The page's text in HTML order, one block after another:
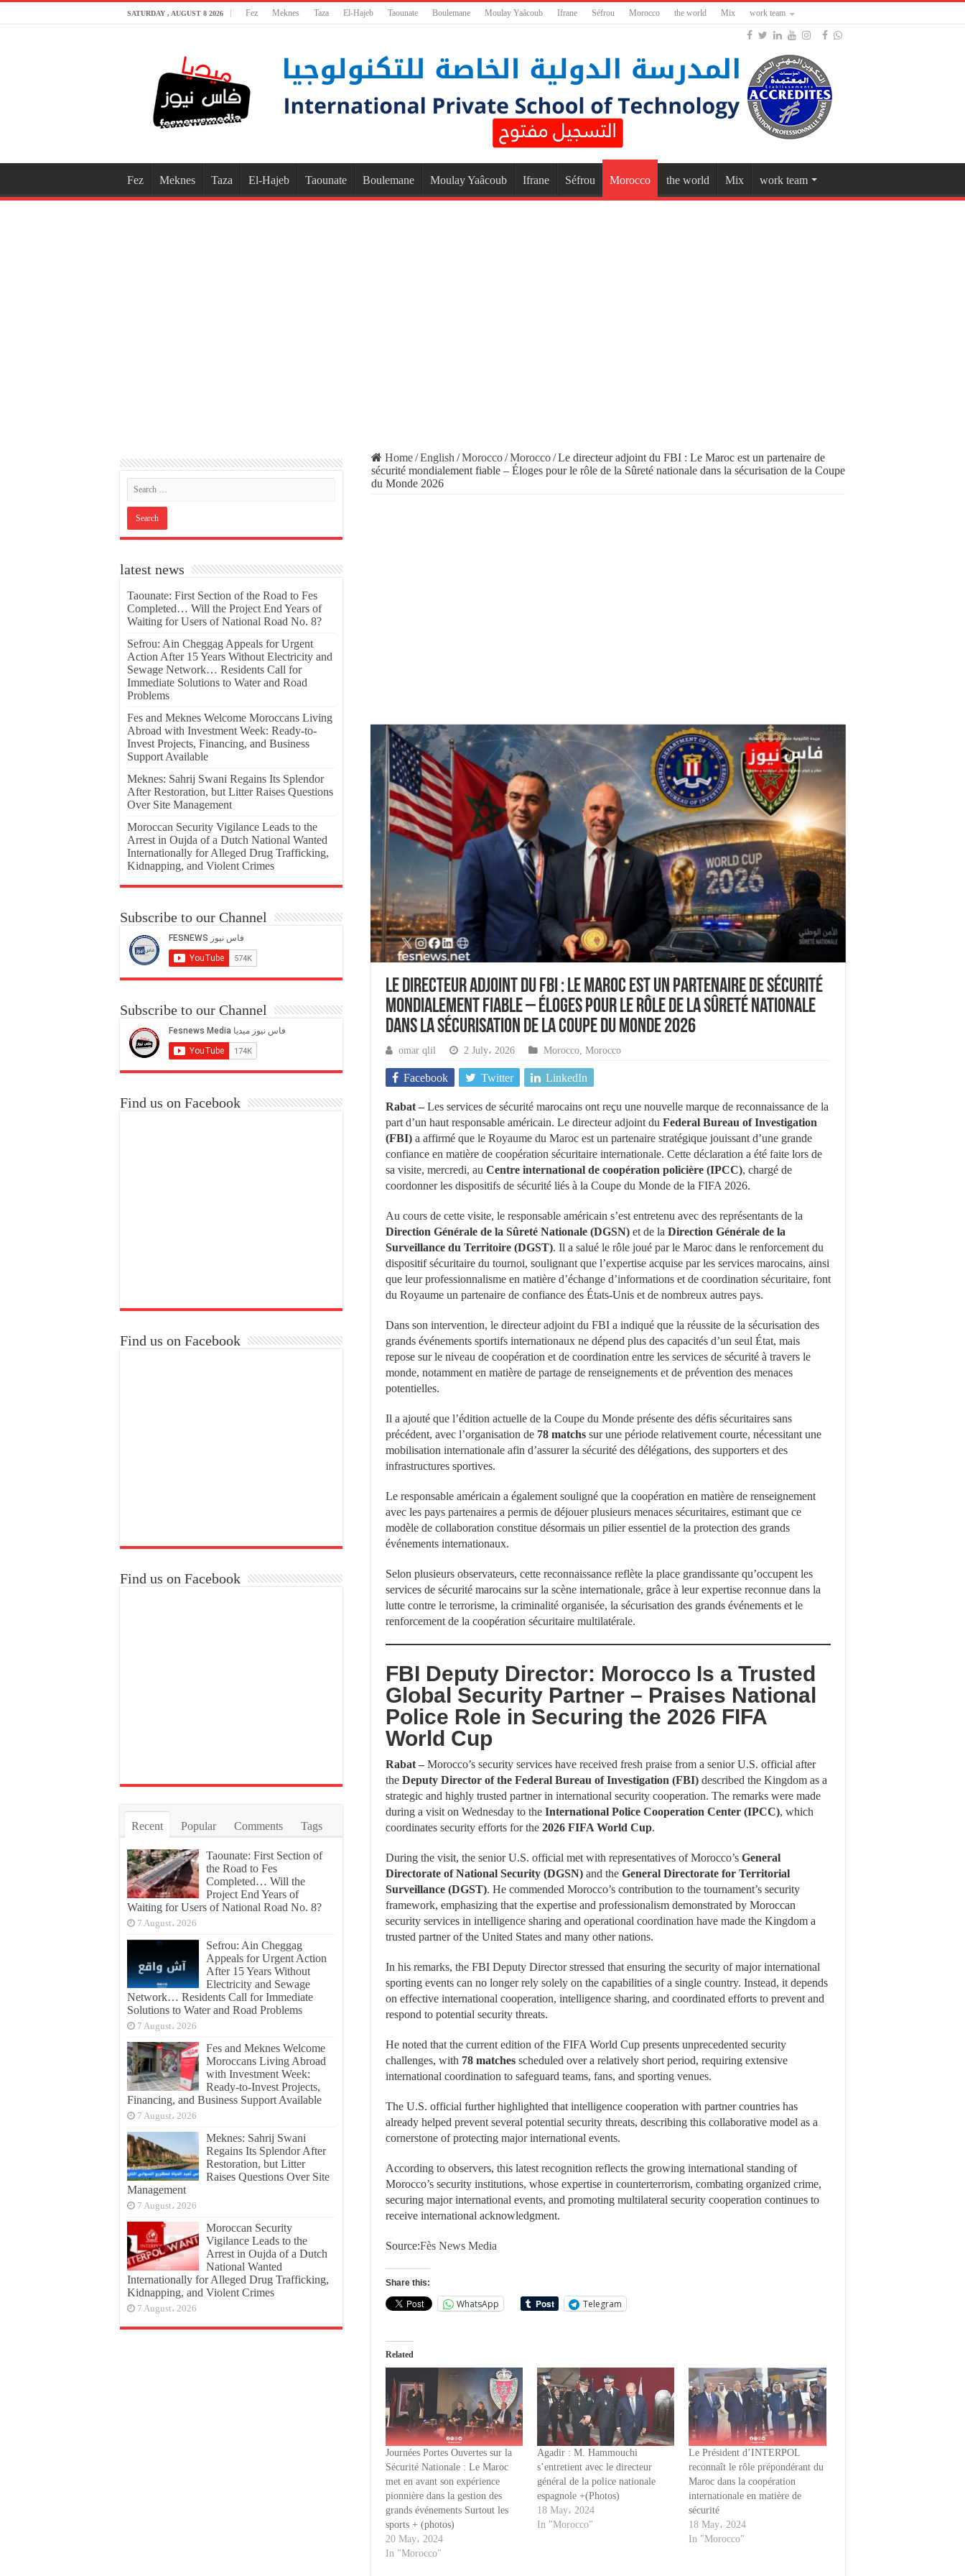
SATURDAY , AUGUST 8 2026 Fez Meknes Taza El-Hajeb Taounate Boulemane Moulay Yaâcoub Ifrane Séfrou Morocco the world Mix work team
Fez Meknes Taza El-Hajeb Taounate Boulemane Moulay Yaâcoub Ifrane Séfrou Morocco the world Mix work team
Home/English /Morocco/Morocco/Le directeur adjoint du FBI : Le Maroc est un partenaire de
sécurité mondialement fiable – Éloges pour le rôle de la Sûreté nationale dans la sécurisation de la Coupe
du Monde 2026
Le directeur adjoint du FBI : Le Maroc est un partenaire de sécurité
mondialement fiable – Éloges pour le rôle de la Sûreté nationale
dans la sécurisation de la Coupe du Monde 2026
omar qlil 2 July، 2026 Morocco, Morocco
Facebook Twitter LinkedIn
Rabat – Les services de sécurité marocains ont reçu une nouvelle marque de reconnaissance de la
part d’un haut responsable américain. Le directeur adjoint du Federal Bureau of Investigation
(FBI) a affirmé que le Royaume du Maroc est un partenaire stratégique jouissant d’une grande
confiance en matière de coopération sécuritaire internationale. Cette déclaration a été faite lors de
sa visite, mercredi, au Centre international de coopération policière (IPCC), chargé de
coordonner les dispositifs de sécurité liés à la Coupe du Monde de la FIFA 2026.
Au cours de cette visite, le responsable américain s’est entretenu avec des représentants de la
Direction Générale de la Sûreté Nationale (DGSN) et de la Direction Générale de la
Surveillance du Territoire (DGST). Il a salué le rôle joué par le Maroc dans le renforcement du
dispositif sécuritaire du tournoi, soulignant que l’expertise acquise par les services marocains, ainsi
que leur professionnalisme en matière d’échange d’informations et de coordination sécuritaire, font
du Royaume un partenaire de confiance des États-Unis et de nombreux autres pays.
Dans son intervention, le directeur adjoint du FBI a indiqué que la réussite de la sécurisation des
grands événements sportifs internationaux ne dépend plus des capacités d’un seul État, mais
repose sur le niveau de coopération et de coordination entre les services de sécurité à travers le
monde, notamment en matière de partage de renseignements et de prévention des menaces
potentielles.
Il a ajouté que l’édition actuelle de la Coupe du Monde présente des défis sécuritaires sans
précédent, avec l’organisation de 78 matchs sur une période relativement courte, nécessitant une
mobilisation internationale afin d’assurer la sécurité des délégations, des supporters et des
infrastructures sportives.
Le responsable américain a également souligné que la coopération en matière de renseignement
avec les pays partenaires a permis de déjouer plusieurs menaces sécuritaires, estimant que ce
modèle de collaboration constitue désormais un pilier essentiel de la protection des grands
événements internationaux.
Selon plusieurs observateurs, cette reconnaissance reflète la place grandissante qu’occupent les
services de sécurité marocains sur la scène internationale, grâce à leur expertise reconnue dans la
lutte contre le terrorisme, la criminalité organisée, la sécurisation des grands événements et le
renforcement de la coopération sécuritaire multilatérale.
FBI Deputy Director: Morocco Is a Trusted
Global Security Partner – Praises National
Police Role in Securing the 2026 FIFA
World Cup
Rabat – Morocco’s security services have received fresh praise from a senior U.S. official after
the Deputy Director of the Federal Bureau of Investigation (FBI) described the Kingdom as a
strategic and highly trusted partner in international security cooperation. The remarks were made
during a visit on Wednesday to the International Police Cooperation Center (IPCC), which
coordinates security efforts for the 2026 FIFA World Cup.
During the visit, the senior U.S. official met with representatives of Morocco’s General
Directorate of National Security (DGSN) and the General Directorate for Territorial
Surveillance (DGST). He commended Morocco’s contribution to the tournament’s security
framework, emphasizing that the expertise and professionalism demonstrated by Moroccan
security services in intelligence sharing and operational coordination have made the Kingdom a
trusted partner of the United States and many other nations.
In his remarks, the FBI Deputy Director stressed that ensuring the security of major international
sporting events can no longer rely solely on the capabilities of a single country. Instead, it depends
on effective international cooperation, intelligence sharing, and coordinated efforts to prevent and
respond to potential security threats.
He noted that the current edition of the FIFA World Cup presents unprecedented security
challenges, with 78 matches scheduled over a relatively short period, requiring extensive
international coordination to safeguard teams, fans, and sporting venues.
The U.S. official further highlighted that intelligence cooperation with partner countries has
already helped prevent several potential security threats, describing this collaborative model as a
cornerstone of protecting major international events.
According to observers, this latest recognition reflects the growing international standing of
Morocco’s security institutions, whose expertise in counterterrorism, combating organized crime,
securing major international events, and promoting multilateral security cooperation continues to
receive international acknowledgment.
Source:Fès News Media
Share this:
WhatsApp Telegram
Related
Journées Portes Ouvertes sur la
Sécurité Nationale : Le Maroc
met en avant son expérience
pionnière dans la gestion des
grands événements Surtout les
sports + (photos)
20 May، 2024
In "Morocco"
Agadir : M. Hammouchi
s’entretient avec le directeur
général de la police nationale
espagnole +(Photos)
18 May، 2024
In "Morocco"
Le Président d’INTERPOL
reconnaît le rôle prépondérant du
Maroc dans la coopération
internationale en matière de
sécurité
18 May، 2024
In "Morocco"
latest news
Taounate: First Section of the Road to Fes
Completed… Will the Project End Years of
Waiting for Users of National Road No. 8?
Sefrou: Ain Cheggag Appeals for Urgent
Action After 15 Years Without Electricity and
Sewage Network… Residents Call for
Immediate Solutions to Water and Road
Problems
Fes and Meknes Welcome Moroccans Living
Abroad with Investment Week: Ready-to-
Invest Projects, Financing, and Business
Support Available
Meknes: Sahrij Swani Regains Its Splendor
After Restoration, but Litter Raises Questions
Over Site Management
Moroccan Security Vigilance Leads to the
Arrest in Oujda of a Dutch National Wanted
Internationally for Alleged Drug Trafficking,
Kidnapping, and Violent Crimes
Subscribe to our Channel
Subscribe to our Channel
Find us on Facebook
Find us on Facebook
Find us on Facebook
Recent Popular Comments Tags
Taounate: First Section of
the Road to Fes
Completed… Will the
Project End Years of
Waiting for Users of National Road No. 8?
7 August، 2026
Sefrou: Ain Cheggag
Appeals for Urgent Action
After 15 Years Without
Electricity and Sewage
Network… Residents Call for Immediate
Solutions to Water and Road Problems
7 August، 2026
Fes and Meknes Welcome
Moroccans Living Abroad
with Investment Week:
Ready-to-Invest Projects,
Financing, and Business Support Available
7 August، 2026
Meknes: Sahrij Swani
Regains Its Splendor After
Restoration, but Litter
Raises Questions Over Site
Management
7 August، 2026
Moroccan Security
Vigilance Leads to the
Arrest in Oujda of a Dutch
National Wanted
Internationally for Alleged Drug Trafficking,
Kidnapping, and Violent Crimes
7 August، 2026